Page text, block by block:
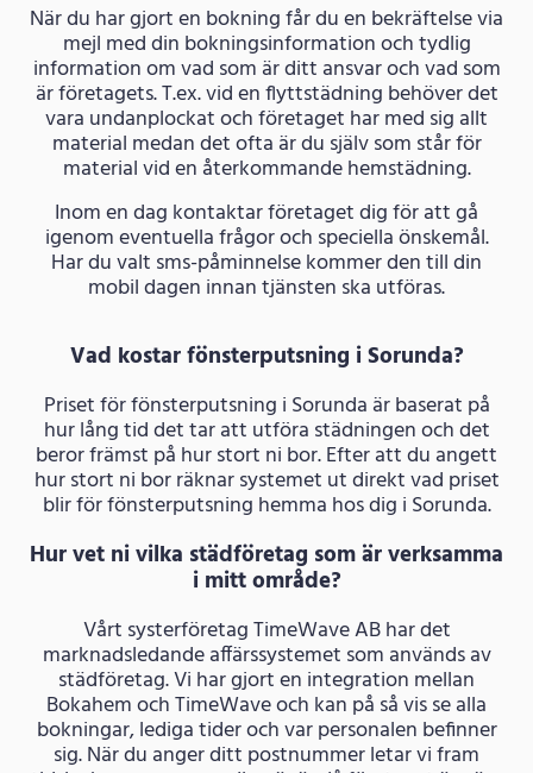
När du har gjort en bokning får du en bekräftelse via
mejl med din bokningsinformation och tydlig
information om vad som är ditt ansvar och vad som
är företagets. T.ex. vid en flyttstädning behöver det
vara undanplockat och företaget har med sig allt
material medan det ofta är du själv som står för
material vid en återkommande hemstädning.
Inom en dag kontaktar företaget dig för att gå
igenom eventuella frågor och speciella önskemål.
Har du valt sms-påminnelse kommer den till din
mobil dagen innan tjänsten ska utföras.
Vad kostar fönsterputsning i Sorunda?
Priset för fönsterputsning i Sorunda är baserat på
hur lång tid det tar att utföra städningen och det
beror främst på hur stort ni bor. Efter att du angett
hur stort ni bor räknar systemet ut direkt vad priset
blir för fönsterputsning hemma hos dig i Sorunda.
Hur vet ni vilka städföretag som är verksamma
i mitt område?
Vårt systerföretag TimeWave AB har det
marknadsledande affärssystemet som används av
städföretag. Vi har gjort en integration mellan
Bokahem och TimeWave och kan på så vis se alla
bokningar, lediga tider och var personalen befinner
sig. När du anger ditt postnummer letar vi fram